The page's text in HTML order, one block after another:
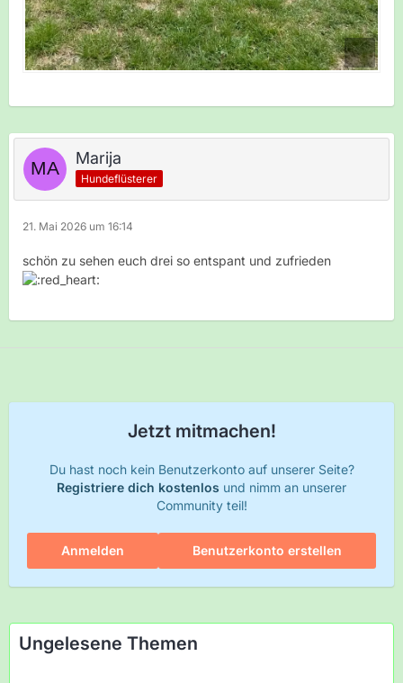
Marija
Hundeflüsterer
21. Mai 2026 um 16:14
schön zu sehen euch drei so entspant und zufrieden
Jetzt mitmachen!
Du hast noch kein Benutzerkonto auf unserer Seite?
Registriere dich kostenlos und nimm an unserer
Community teil!
Benutzerkonto erstellen
Anmelden
Ungelesene Themen